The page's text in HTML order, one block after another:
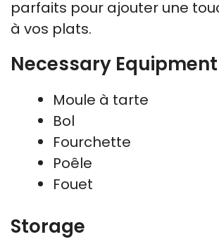
parfaits pour ajouter une
à vos plats.
Necessary Equipment
Moule à tarte
Bol
Fourchette
Poêle
Fouet
Storage